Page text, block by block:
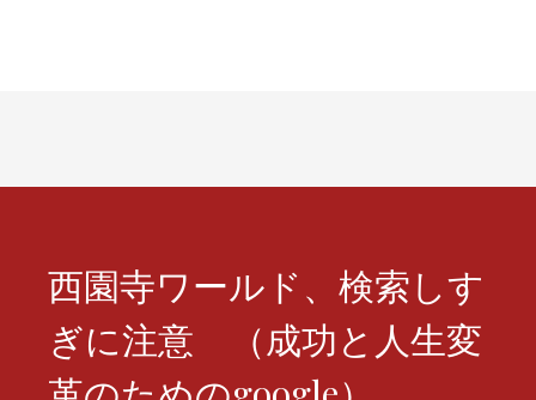
ョ
西園寺ワールド、検索しす
ぎに注意 （成功と人生変